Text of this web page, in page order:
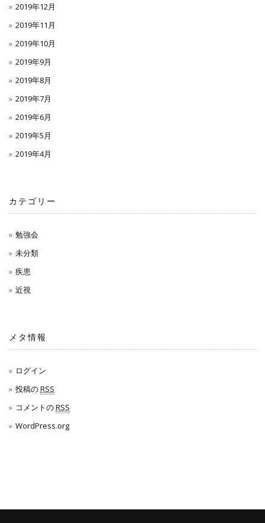
2019年12月
2019年11月
2019年10月
2019年9月
2019年8月
2019年7月
2019年6月
2019年5月
2019年4月
カテゴリー
勉強会
未分類
疾患
近視
メタ情報
ログイン
投稿のRSS
コメントのRSS
WordPress.org